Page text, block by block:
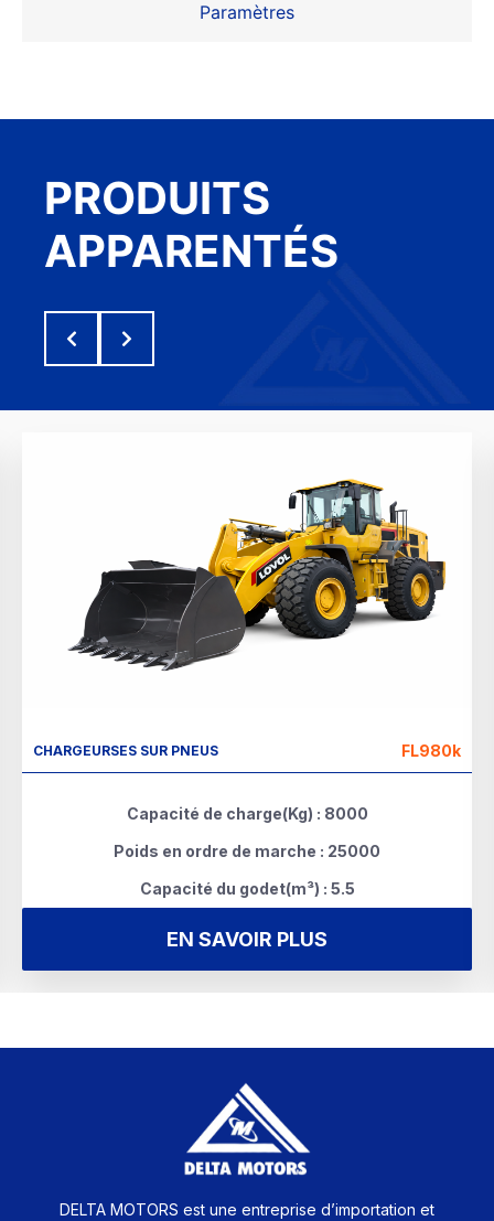
Paramètres
PRODUITS
APPARENTÉS
CHARGEURSES SUR PNEUS FL980k
Capacité de charge(Kg) : 8000
Poids en ordre de marche : 25000
Capacité du godet(m³) : 5.5
EN SAVOIR PLUS
DELTA MOTORS est une entreprise d’importation et